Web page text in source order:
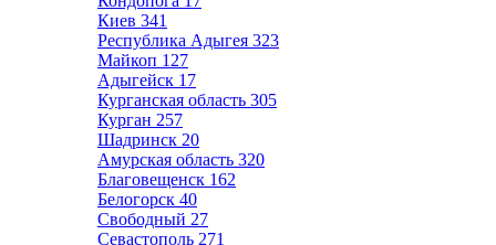
Киев 341
Республика Адыгея 323
Майкоп 127
Адыгейск 17
Курганская область 305
Курган 257
Шадринск 20
Амурская область 320
Благовещенск 162
Белогорск 40
Свободный 27
Севастополь 271